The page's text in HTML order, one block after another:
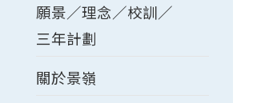
願景／理念／校訓／
三年計劃
關於景嶺